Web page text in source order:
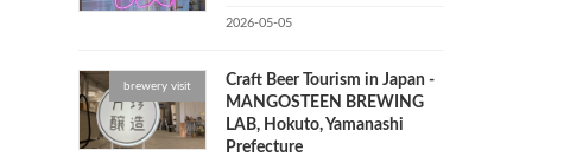
2026-05-05
brewery visit
Craft Beer Tourism in Japan -
MANGOSTEEN BREWING
LAB, Hokuto, Yamanashi
Prefecture